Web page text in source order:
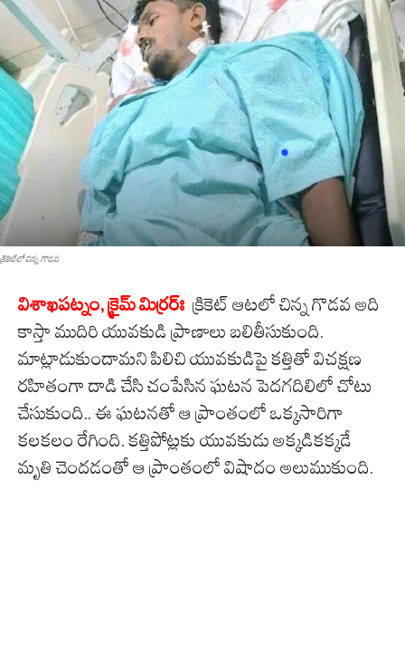
క్రికెట్‌లో చిన్న గొడ‌వ
విశాఖ‌ప‌ట్నం, క్రైమ్ మిర్ర‌ర్ః క్రికెట్ ఆట‌లో చిన్న గొడ‌వ అది
కాస్తా ముదిరి యువ‌కుడి ప్రాణాలు బ‌లితీసుకుంది.
మాట్లాడుకుందామ‌ని పిలిచి యువ‌కుడిపై క‌త్తితో విచ‌క్ష‌ణ
ర‌హితంగా దాడి చేసి చంపేసిన ఘ‌ట‌న పెద‌గ‌దిలిలో చోటు
చేసుకుంది.. ఈ ఘ‌ట‌న‌తో ఆ ప్రాంతంలో ఒక్క‌సారిగా
క‌ల‌క‌లం రేగింది. క‌త్తిపోట్ల‌కు యువ‌కుడు అక్క‌డిక‌క్క‌డే
మృతి చెంద‌డంతో ఆ ప్రాంతంలో విషాదం అలుముకుంది.